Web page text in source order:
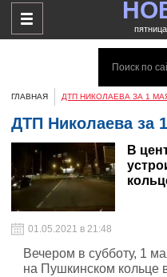
ГЛАВНАЯ ДТП НИКОЛАЕВА ЗА 1
ДТП Николаева за
В
01.05.2021 в 21:48
Вечером в субботу, 1
на Пушкинском кольце